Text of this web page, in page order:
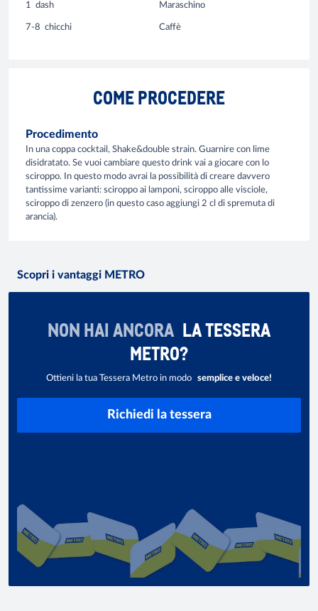
1 dash Maraschino
7-8 chicchi Caffè
COME PROCEDERE
Procedimento
In una coppa cocktail, Shake&double strain. Guarnire con lime
disidratato. Se vuoi cambiare questo drink vai a giocare con lo
sciroppo. In questo modo avrai la possibilità di creare davvero
tantissime varianti: sciroppo ai lamponi, sciroppo alle visciole,
sciroppo di zenzero (in questo caso aggiungi 2 cl di spremuta di
arancia).
Scopri i vantaggi METRO
NON HAI ANCORA LA TESSERA
METRO?
Ottieni la tua Tessera Metro in modo semplice e veloce!
Richiedi la tessera